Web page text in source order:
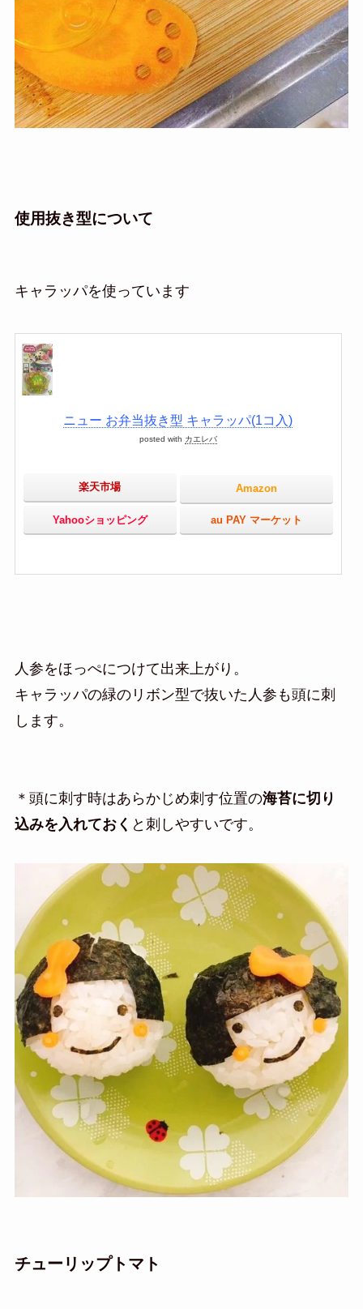
使用抜き型について
キャラッパを使っています
ニュー お弁当抜き型 キャラッパ(1コ入)
posted with カエレバ
楽天市場 Amazon
Yahooショッピング au PAY マーケット
人参をほっぺにつけて出来上がり。
キャラッパの緑のリボン型で抜いた人参も頭に刺
します。
＊頭に刺す時はあらかじめ刺す位置の海苔に切り
込みを入れておく と刺しやすいです。
チューリップトマト